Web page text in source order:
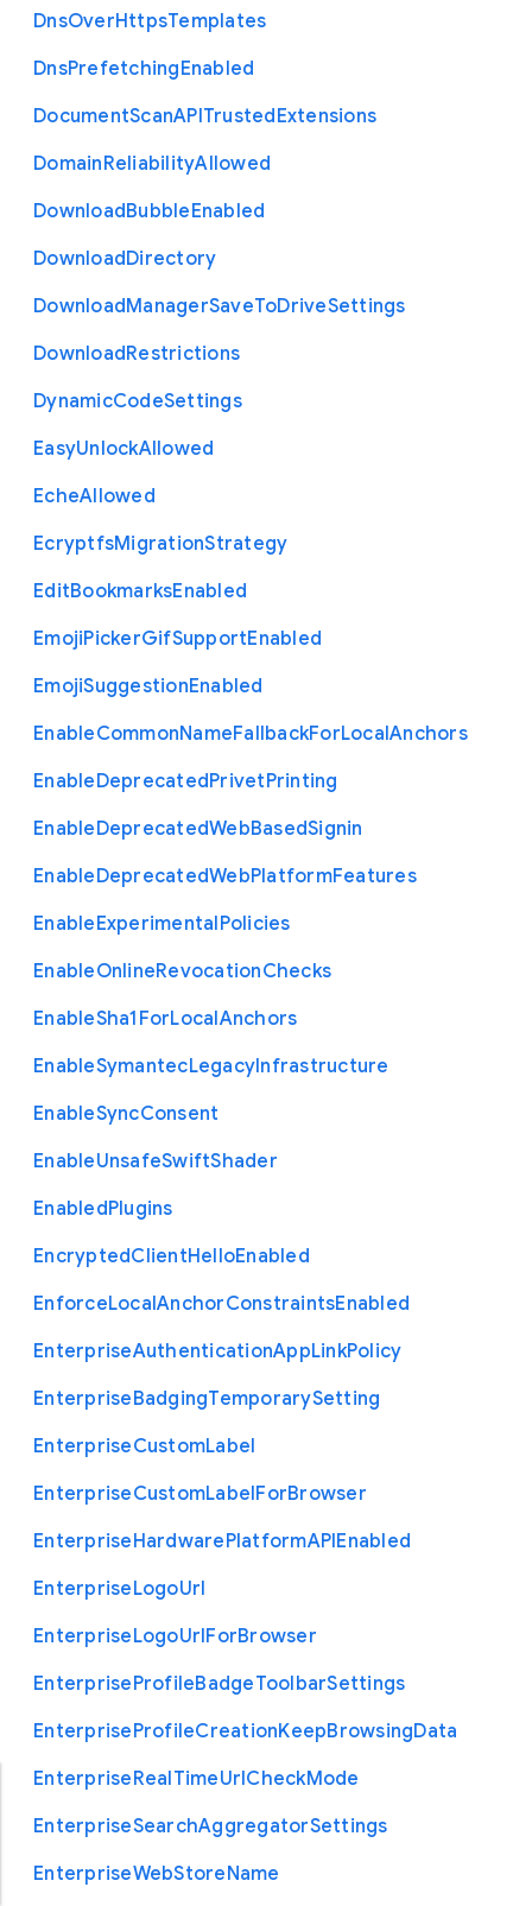
DnsOverHttpsTemplates
DnsPrefetchingEnabled
DocumentScanAPITrustedExtensions
DomainReliabilityAllowed
DownloadBubbleEnabled
DownloadDirectory
DownloadManagerSaveToDriveSettings
DownloadRestrictions
DynamicCodeSettings
EasyUnlockAllowed
EcheAllowed
EcryptfsMigrationStrategy
EditBookmarksEnabled
EmojiPickerGifSupportEnabled
EmojiSuggestionEnabled
EnableCommonNameFallbackForLocalAnchors
EnableDeprecatedPrivetPrinting
EnableDeprecatedWebBasedSignin
EnableDeprecatedWebPlatformFeatures
EnableExperimentalPolicies
EnableOnlineRevocationChecks
EnableSha1 ForLocalAnchors
EnableSymantecLegacyInfrastructure
EnableSyncConsent
EnableUnsafeSwiftShader
EnabledPlugins
EncryptedClientHelloEnabled
EnforceLocalAnchorConstraintsEnabled
EnterpriseAuthenticationAppLinkPolicy
EnterpriseBadgingTemporarySetting
EnterpriseCustomLabel
EnterpriseCustomLabelForBrowser
EnterpriseHardwarePlatformAPIEnabled
EnterpriseLogoUrl
EnterpriseLogoUrlForBrowser
EnterpriseProfileBadgeToolbarSettings
EnterpriseProfileCreationKeepBrowsingData
EnterpriseRealTimeUrlCheckMode
EnterpriseSearchAggregatorSettings
EnterpriseWebStoreName